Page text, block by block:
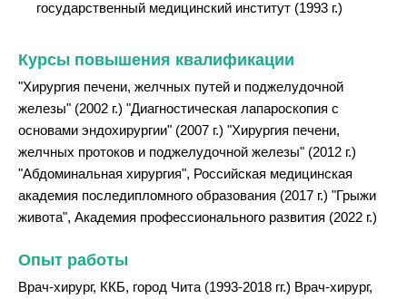
государственный медицинский институт (1993 г.)
Курсы повышения квалификации
"Хирургия печени, желчных путей и поджелудочной
железы" (2002 г.) "Диагностическая лапароскопия с
основами эндохирургии" (2007 г.) "Хирургия печени,
желчных протоков и поджелудочной железы" (2012 г.)
"Абдоминальная хирургия", Российская медицинская
академия последипломного образования (2017 г.) "Грыжи
живота", Академия профессионального развития (2022 г.)
Опыт работы
Врач-хирург, ККБ, город Чита (1993-2018 гг.) Врач-хирург,